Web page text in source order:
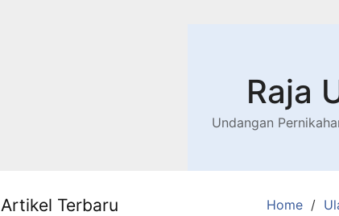
Raja
Undangan
Home
Artikel Terbaru